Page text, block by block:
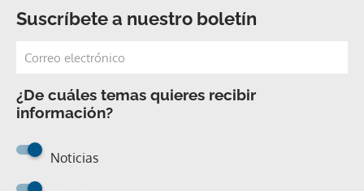
Suscríbete a nuestro boletín
¿De cuáles temas quieres recibir
información?
Noticias